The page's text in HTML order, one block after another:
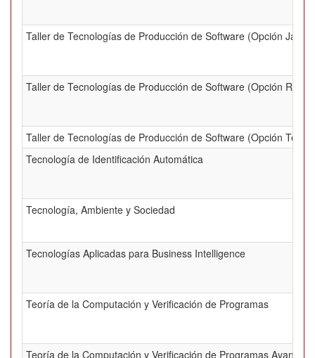
Taller de Tecnologías de Producción de Software (Opción Java)
Taller de Tecnologías de Producción de Software (Opción Ruby)
Taller de Tecnologías de Producción de Software (Opción
Tecnología de Identificación Automática
Tecnología, Ambiente y Sociedad
Tecnologías Aplicadas para Business Intelligence
Teoría de la Computación y Verificación de Programas
Teoría de la Computación y Verificación de Programas Avanzada